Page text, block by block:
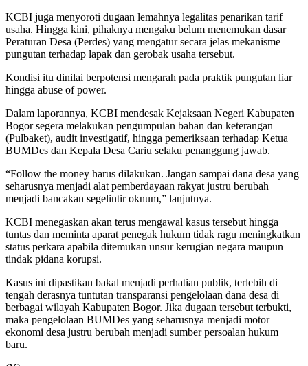
KCBI juga menyoroti dugaan lemahnya legalitas penarikan tarif
usaha. Hingga kini, pihaknya mengaku belum menemukan dasar
Peraturan Desa (Perdes) yang mengatur secara jelas mekanisme
pungutan terhadap lapak dan gerobak usaha tersebut.
Kondisi itu dinilai berpotensi mengarah pada praktik pungutan liar
hingga abuse of power.
Dalam laporannya, KCBI mendesak Kejaksaan Negeri Kabupaten
Bogor segera melakukan pengumpulan bahan dan keterangan
(Pulbaket), audit investigatif, hingga pemeriksaan terhadap Ketua
BUMDes dan Kepala Desa Cariu selaku penanggung jawab.
“Follow the money harus dilakukan. Jangan sampai dana desa yang
seharusnya menjadi alat pemberdayaan rakyat justru berubah
menjadi bancakan segelintir oknum,” lanjutnya.
KCBI menegaskan akan terus mengawal kasus tersebut hingga
tuntas dan meminta aparat penegak hukum tidak ragu meningkatkan
status perkara apabila ditemukan unsur kerugian negara maupun
tindak pidana korupsi.
Kasus ini dipastikan bakal menjadi perhatian publik, terlebih di
tengah derasnya tuntutan transparansi pengelolaan dana desa di
berbagai wilayah Kabupaten Bogor. Jika dugaan tersebut terbukti,
maka pengelolaan BUMDes yang seharusnya menjadi motor
ekonomi desa justru berubah menjadi sumber persoalan hukum
baru.